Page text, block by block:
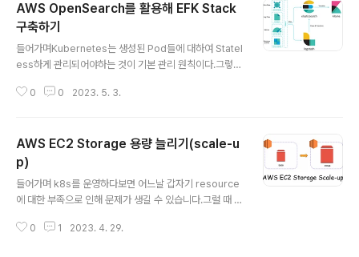
C2 Instance 의 Memory 의 용량이 부족하여 Pod를
띄울 수 없었습니다. 적절한 EC2 Instance Type을 찾아
보자!제가 처음 고려했던 Type은 현재쓰고 있는 다음 크
기의 EC2 였습니다.As-Is : t3.xlargeTo-Be : t3.2xlar
***최대 Pod수시간당 요..
AWS OpenSearch를 활용해 EFK Stack
구축하기
들어가며Kubernetes는 생성된 Pod들에 대하여 Statel
ess하게 관리되어야하는 것이 기본 관리 원칙이다.그렇기
그들을 노드내에 저장하는 방식이 아닌 중앙 집중식 로깅
이터를 AWS OpenSearch의 ElasticSearch가 받게
되고 Kibana를 통해 시각화하게 된다.What Is EFK Stac
k?ELF Stack ELK Stack은 ElasticSearch + Logsta
sh + Kibana의 로그 분석 프로세스를 지칭한다. 하지만
이 중 Logstash보다 fluent-bit이 쿠버네티스 환경에서
..
0 0 2023. 5. 3.
AWS EC2 Storage 용량 늘리기(scale-u
p)
들어가며 k8s를 운영하다보면 어느날 갑자기 resource
에 대한 부족으로 인해 문제가 생길 수 있습니다.그럴 때 A
ge 용량을 증가시켜 해결할 수 있습니다. WorkFlow인스
0 1 2023. 4. 29.